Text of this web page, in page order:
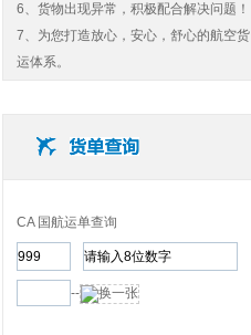
6、货物出现异常，积极配合解决问题！
7、为您打造放心，安心，舒心的航空货
运体系。
CA 国航运单查询
--